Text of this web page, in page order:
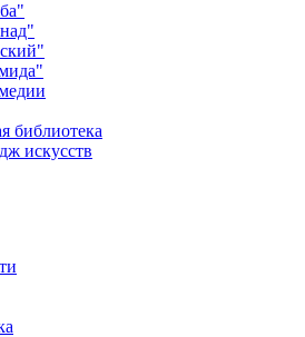
библиотека
искусств